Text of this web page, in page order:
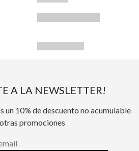
A LA NEWSLETTER!
10% de descuento no acumulable
promociones